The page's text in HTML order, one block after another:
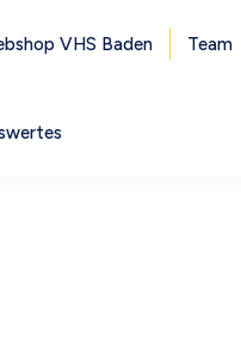
VHS Baden Team